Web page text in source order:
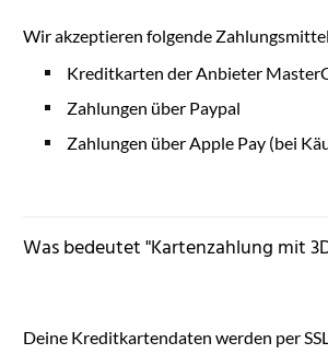
Wir akzeptieren folgende
Kreditkarten der Anbieter
Zahlungen über Paypal
Zahlungen über Apple Pay (bei
Was bedeutet "Kartenzahlung mit
Deine Kreditkartendaten werden per